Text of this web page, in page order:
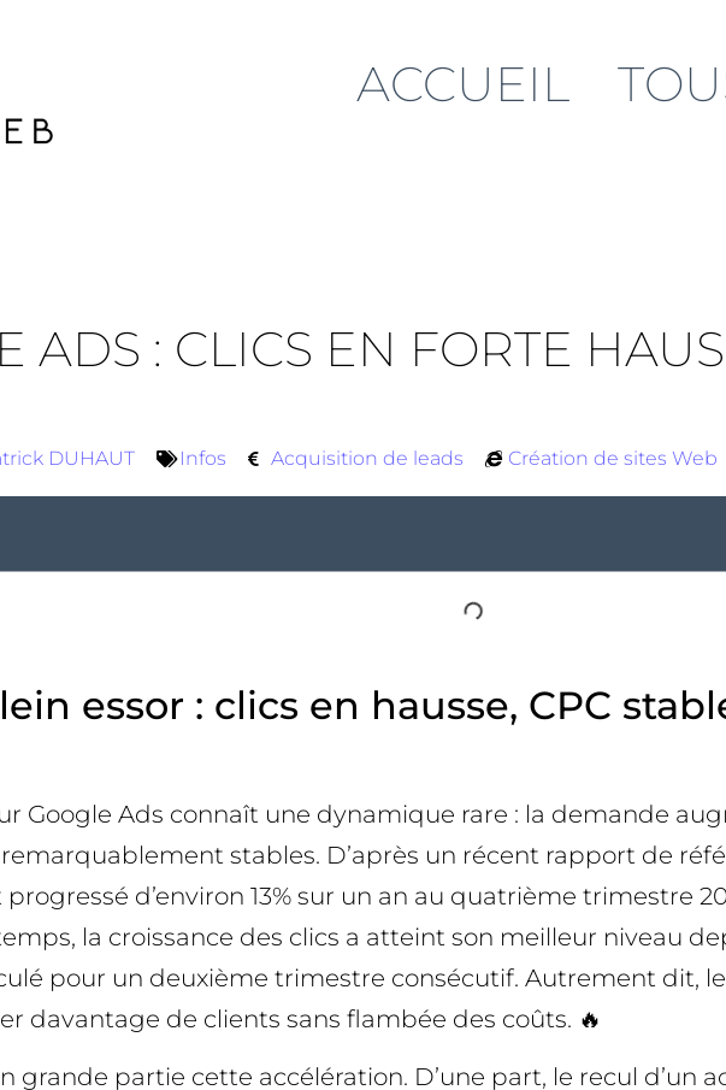
ACCUEIL
ADS : CLICS EN FORTE
DUHAUT Infos Acquisition de leads Création de sites Web
essor : clics en hausse, CPC
Google Ads connaît une dynamique rare : la demande
stables. D’après un récent rapport de
d’environ 13% sur un an au quatrième trimestre
la croissance des clics a atteint son meilleur niveau
pour un deuxième trimestre consécutif. Autrement dit,
davantage de clients sans flambée des coûts. 🔥
grande partie cette accélération. D’une part, le recul d’un